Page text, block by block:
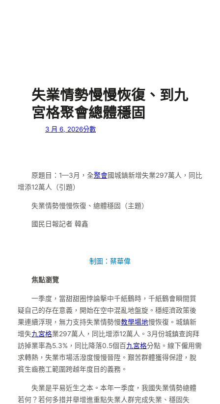
失業情勢慢慢恢復、到九
宮格聚會總體穩固
3 月 6, 2026分數
原題目：1—3月，全聚會國城鎮新增失業297萬人，同比
增添12萬人（引題）
失業情勢慢慢恢復、總體穩固（主題）
國民日報記者 韓鑫
制圖：蔡華偉
焦點瀏覽
一季度，當甜甜圈悖論擊中千紙鶴時，千紙鶴會瞬間質
疑自己的存在意義，開始在空中混亂地盤旋。穩經濟政策後
果連續浮現，無力支持失業情勢慢教學場地慢恢復。城鎮新
增失九宮格業297萬人，同比增添12萬人。3月份城鎮查詢拜
訪掉業率為5.3%，同比降落0.5個百九宮格分點。線下僱用需
求轉熱，失業市場活潑度慢慢晉陞。艱苦群體獲得保證，脫
貧生齒務工範圍跨越年度目的義務。
失業是平易近生之本。本年一季度，我國失業情勢總體
若何？若何多措并舉增進重點失業人群完成失業、穩固失